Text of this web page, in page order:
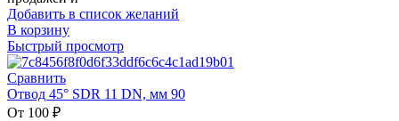
Добавить в список желаний
В корзину
Быстрый просмотр
Сравнить
Отвод 45° SDR 11 DN, мм 90
От 100 ₽